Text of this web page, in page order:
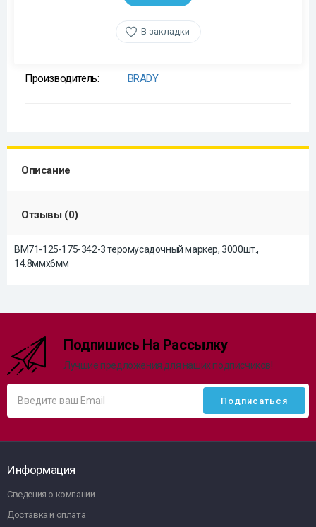
В закладки
Производитель: BRADY
Описание
Отзывы (0)
BM71-125-175-342-3 теромусадочный маркер, 3000шт.,
14.8ммх6мм
Подпишись На Рассылку
Лучшие предложения для наших подписчиков!
Информация
Сведения о компании
Доставка и оплата